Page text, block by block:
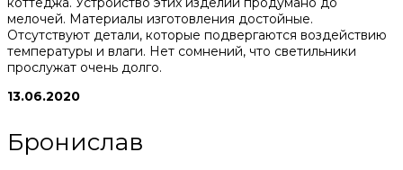
мелочей. Материалы изготовления достойные.
Отсутствуют детали, которые подвергаются воздействию
температуры и влаги. Нет сомнений, что светильники
прослужат очень долго.
13.06.2020
Бронислав